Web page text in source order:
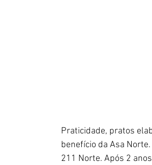
Praticidade, pratos
benefício da Asa
211 Norte. Após 2